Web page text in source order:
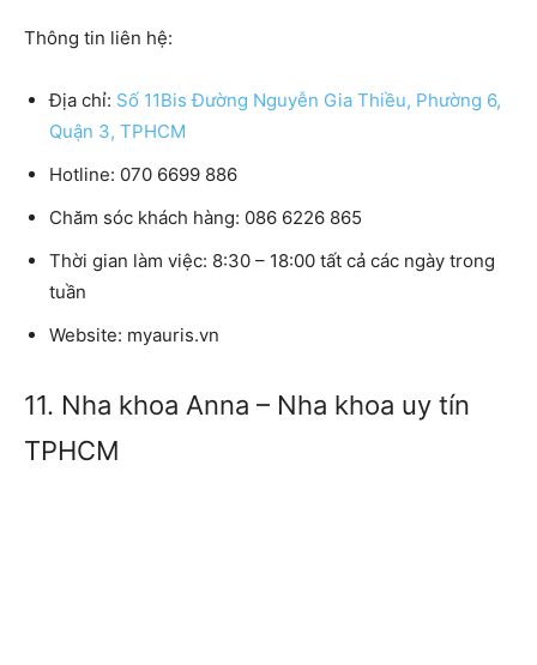
Thông tin liên hệ:
Địa chỉ: Số 11Bis Đường Nguyễn Gia Thiều, Phường 6,
Quận 3, TPHCM
Hotline: 070 6699 886
Chăm sóc khách hàng: 086 6226 865
Thời gian làm việc: 8:30 – 18:00 tất cả các ngày trong
tuần
Website: myauris.vn
11. Nha khoa Anna – Nha khoa uy tín
TPHCM